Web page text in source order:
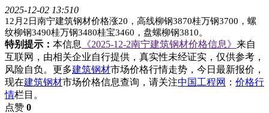
2025-12-02 13:510
12月2日南宁建筑钢材价格涨20，高线柳钢3870桂万钢3700，螺
纹柳钢3490桂万钢3480桂宝3460，盘螺柳钢3810。
特别提示： 本信息 《2025-12-2南宁建筑钢材价格信息》 来自
互联网，由相关企业自行提供，真实性未经证实，仅供参考，
风险自负。更多建筑钢材市场价格行情走势，今日最新报价，
现在建筑钢材市场价格信息查询，请关注中国工程网 ： 价格行
情栏目。
点赞 0